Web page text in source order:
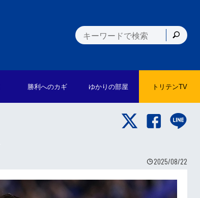
勝利へのカギ ゆかりの部屋 トリテンTV
2025/08/22